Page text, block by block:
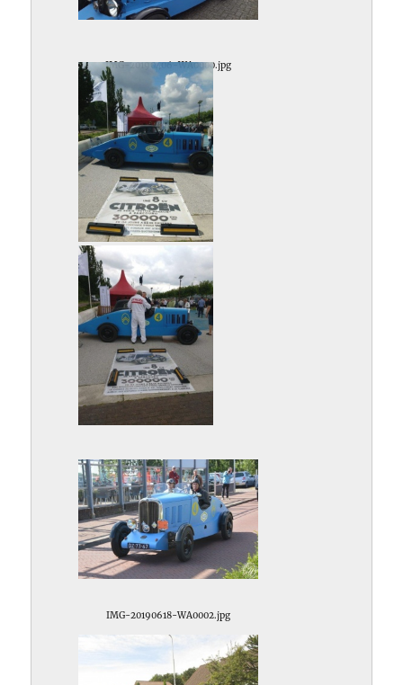
IMG-20190406-WA0000.jpg
IMG-20190616-WA0001.jpg
IMG-20190618-WA0002.jpg